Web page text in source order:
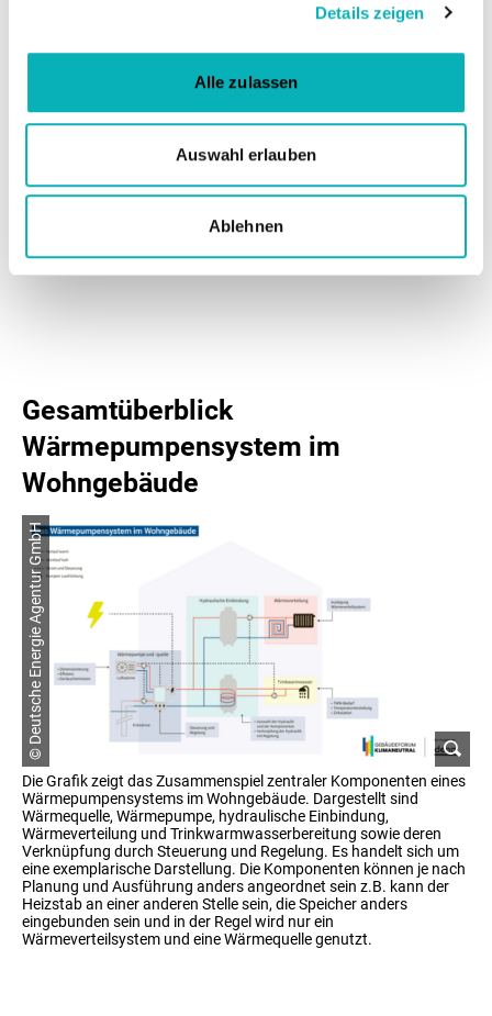
Details zeigen
Alle zulassen
Auswahl erlauben
Ablehnen
Gesamtüberblick
Wärmepumpensystem im
Wohngebäude
© Deutsche Energie Agentur GmbH
Die Grafik zeigt das Zusammenspiel zentraler Komponenten eines
Wärmepumpensystems im Wohngebäude. Dargestellt sind
Wärmequelle, Wärmepumpe, hydraulische Einbindung,
Wärmeverteilung und Trinkwarmwasserbereitung sowie deren
Verknüpfung durch Steuerung und Regelung. Es handelt sich um
eine exemplarische Darstellung. Die Komponenten können je nach
Planung und Ausführung anders angeordnet sein z.B. kann der
Heizstab an einer anderen Stelle sein, die Speicher anders
eingebunden sein und in der Regel wird nur ein
Wärmeverteilsystem und eine Wärmequelle genutzt.